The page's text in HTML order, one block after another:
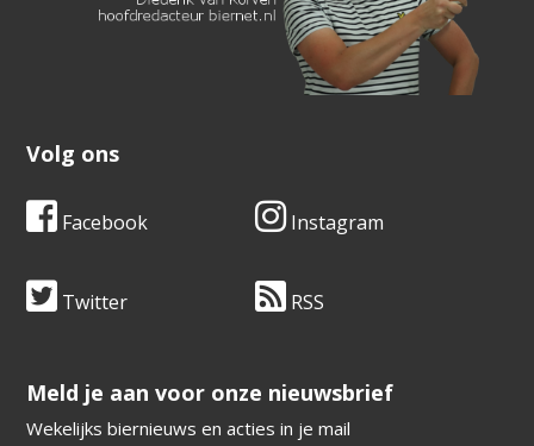
Volg ons
Facebook Instagram
Twitter RSS
​​​​​​​Meld je aan voor onze nieuwsbrief
Wekelijks biernieuws en acties in je mail